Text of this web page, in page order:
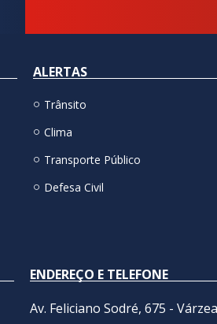
ALERTAS
Trânsito
Clima
Transporte Público
Defesa Civil
ENDEREÇO E TELEFONE
Av. Feliciano Sodré, 675 -